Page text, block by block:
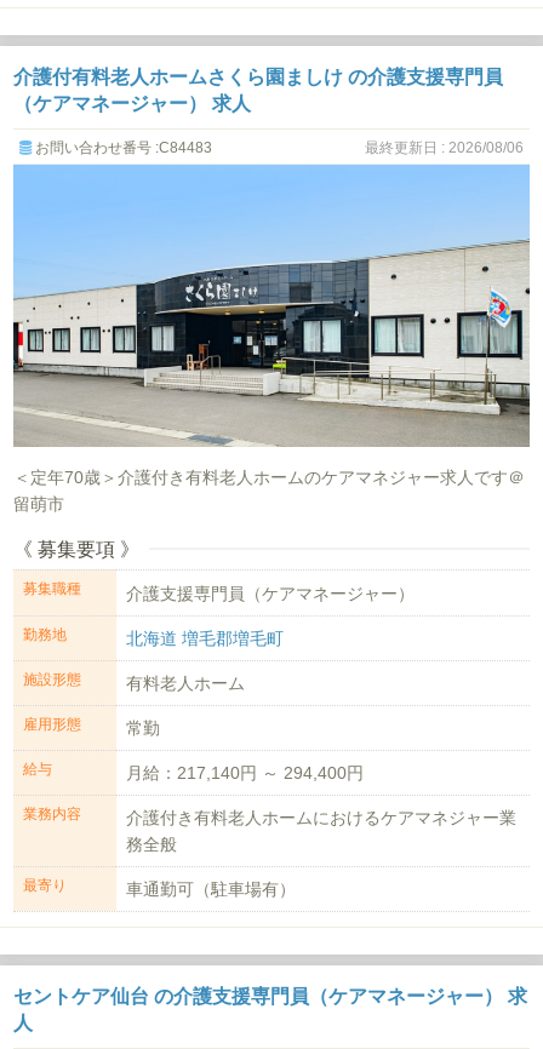
介護付有料老人ホームさくら園ましけ の介護支援専門員
（ケアマネージャー） 求人
お問い合わせ番号 :C84483 最終更新日 : 2026/08/06
＜定年70歳＞介護付き有料老人ホームのケアマネジャー求人です＠
留萌市
《 募集要項 》
募集職種 介護支援専門員（ケアマネージャー）
勤務地 北海道 増毛郡増毛町
施設形態 有料老人ホーム
雇用形態 常勤
給与 月給：217,140円 ～ 294,400円
業務内容
介護付き有料老人ホームにおけるケアマネジャー業
務全般
最寄り 車通勤可（駐車場有）
セントケア仙台 の介護支援専門員（ケアマネージャー） 求
人